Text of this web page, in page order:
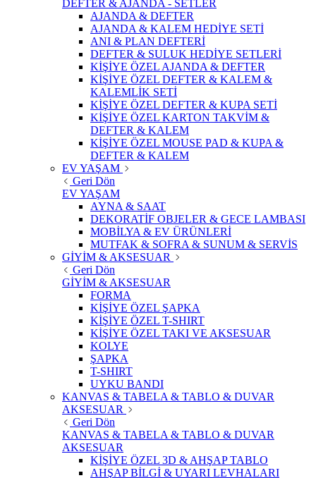
DEFTER & AJANDA - SETLER
AJANDA & DEFTER
AJANDA & KALEM HEDİYE SETİ
ANI & PLAN DEFTERİ
DEFTER & SULUK HEDİYE SETLERİ
KİŞİYE ÖZEL AJANDA & DEFTER
KİŞİYE ÖZEL DEFTER & KALEM &
KALEMLİK SETİ
KİŞİYE ÖZEL DEFTER & KUPA SETİ
KİŞİYE ÖZEL KARTON TAKVİM &
DEFTER & KALEM
KİŞİYE ÖZEL MOUSE PAD & KUPA &
DEFTER & KALEM
EV YAŞAM
Geri Dön
EV YAŞAM
AYNA & SAAT
DEKORATİF OBJELER & GECE LAMBASI
MOBİLYA & EV ÜRÜNLERİ
MUTFAK & SOFRA & SUNUM & SERVİS
GİYİM & AKSESUAR
Geri Dön
GİYİM & AKSESUAR
FORMA
KİŞİYE ÖZEL ŞAPKA
KİŞİYE ÖZEL T-SHIRT
KİŞİYE ÖZEL TAKI VE AKSESUAR
KOLYE
ŞAPKA
T-SHIRT
UYKU BANDI
KANVAS & TABELA & TABLO & DUVAR
AKSESUAR
Geri Dön
KANVAS & TABELA & TABLO & DUVAR
AKSESUAR
KİŞİYE ÖZEL 3D & AHŞAP TABLO
AHŞAP BİLGİ & UYARI LEVHALARI